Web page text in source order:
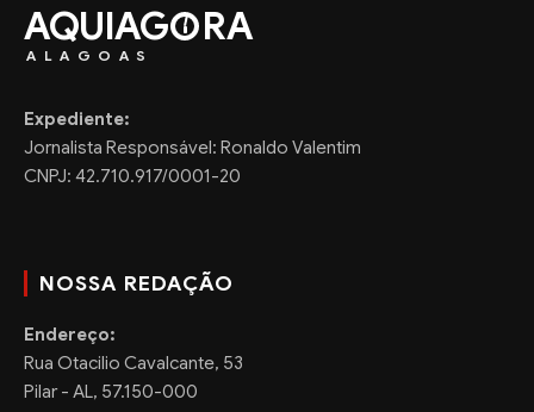
AQUIAG RA
ALAGOAS
Expediente:
Jornalista Responsável: Ronaldo Valentim
CNPJ: 42.710.917/0001-20
NOSSA REDAÇÃO
Endereço:
Rua Otacilio Cavalcante, 53
Pilar - AL, 57.150-000